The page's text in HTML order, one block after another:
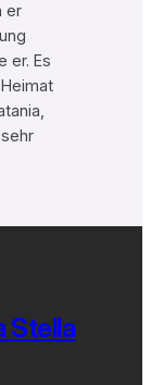
er
er. Es
Stella